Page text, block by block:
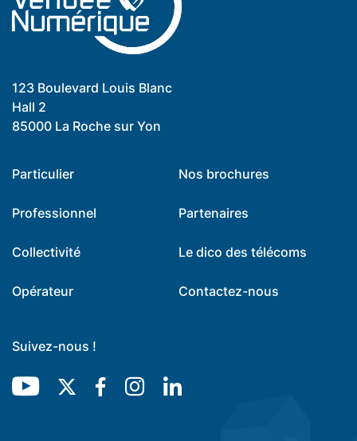
123 Boulevard Louis Blanc
Hall 2
85000 La Roche sur Yon
Particulier Nos brochures
Professionnel Partenaires
Collectivité Le dico des télécoms
Opérateur Contactez-nous
Suivez-nous !
YoutubeTwitterFacebookInstagram